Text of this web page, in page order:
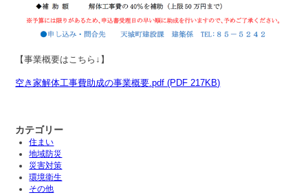
【事業概要はこちら↓】
空き家解体工事費助成の事業概要.pdf (PDF 217KB)
カテゴリー
住まい
地域防災
災害対策
環境衛生
その他